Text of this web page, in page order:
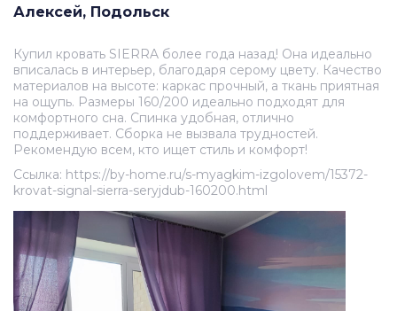
Алексей, Подольск
Купил кровать SIERRA более года назад! Она идеально
вписалась в интерьер, благодаря серому цвету. Качество
материалов на высоте: каркас прочный, а ткань приятная
на ощупь. Размеры 160/200 идеально подходят для
комфортного сна. Спинка удобная, отлично
поддерживает. Сборка не вызвала трудностей.
Рекомендую всем, кто ищет стиль и комфорт!
Ссылка: https://by-home.ru/s-myagkim-izgolovem/15372-
krovat-signal-sierra-seryjdub-160200.html